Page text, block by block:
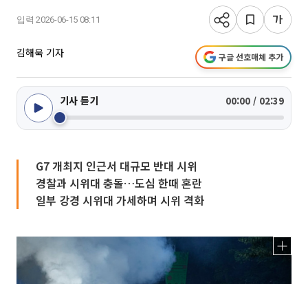
입력 2026-06-15 08:11
김해욱 기자 구글 선호매체 추가
기사 듣기 00:00 / 02:39
G7 개최지 인근서 대규모 반대 시위
경찰과 시위대 충돌…도심 한때 혼란
일부 강경 시위대 가세하며 시위 격화